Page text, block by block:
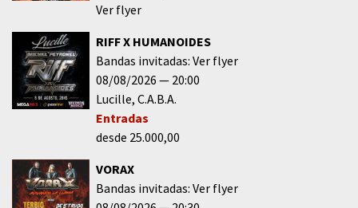
Ver flyer
RIFF X HUMANOIDES
Bandas invitadas: Ver flyer
08/08/2026
20:00
Lucille C.A.B.A.
Entradas
desde 25.000,00
VORAX
Bandas invitadas: Ver flyer